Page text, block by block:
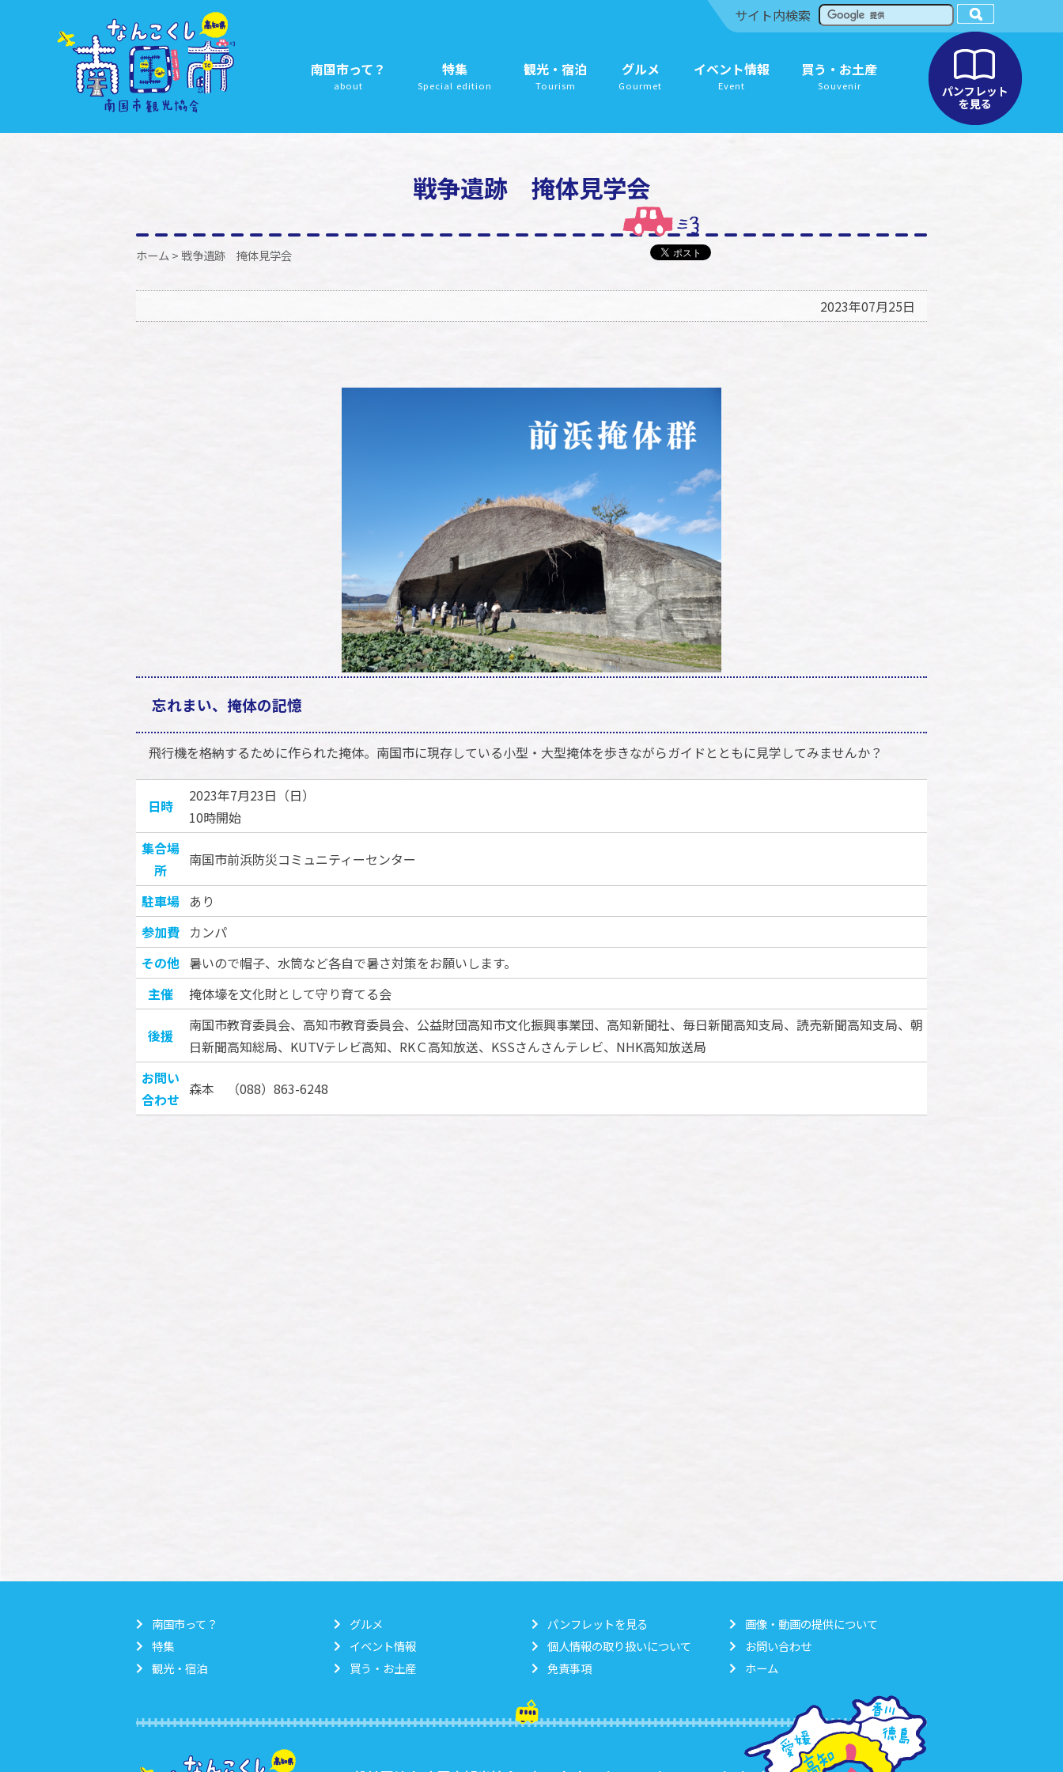
サイト内検索
南国市って？
about
特集
Special edition
観光・宿泊
Tourism
グルメ
Gourmet
イベント情報
Event
買う・お土産
Souvenir
戦争遺跡 掩体見学会
ホーム > 戦争遺跡 掩体見学会
2023年07月25日
忘れまい、掩体の記憶
飛行機を格納するために作られた掩体。南国市に現存している小型・大型掩体を歩きながらガイドとともに見学してみませんか？
日時
2023年7月23日（日）
10時開始
集合場
所
南国市前浜防災コミュニティーセンター
駐車場 あり
参加費 カンパ
その他 暑いので帽子、水筒など各自で暑さ対策をお願いします。
主催
掩体壕を文化財として守り育てる会
後援
南国市教育委員会、高知市教育委員会、公益財団高知市文化振興事業団、高知新聞社、毎日新聞高知支局、読売新聞高知支局、朝
日新聞高知総局、KUTVテレビ高知、RKＣ高知放送、KSSさんさんテレビ、NHK高知放送局
お問い
合わせ
森本 （088）863-6248
南国市って？
特集
観光・宿泊
グルメ
イベント情報
買う・お土産
パンフレットを見る
個人情報の取り扱いについて
免責事項
画像・動画の提供について
お問い合わせ
ホーム